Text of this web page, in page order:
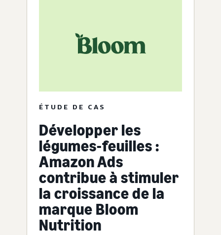
ÉTUDE DE CAS
Développer les
légumes-feuilles :
Amazon Ads
contribue à stimuler
la croissance de la
marque Bloom
Nutrition